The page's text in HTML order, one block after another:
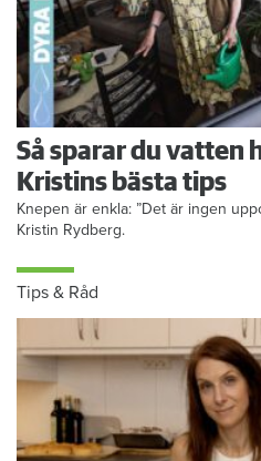
Så sparar du vatten
Kristins bästa tips
Knepen är enkla: ”Det är ingen
Kristin Rydberg.
Tips & Råd